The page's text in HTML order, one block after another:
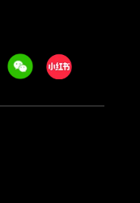
WeechatXiaohongshu/